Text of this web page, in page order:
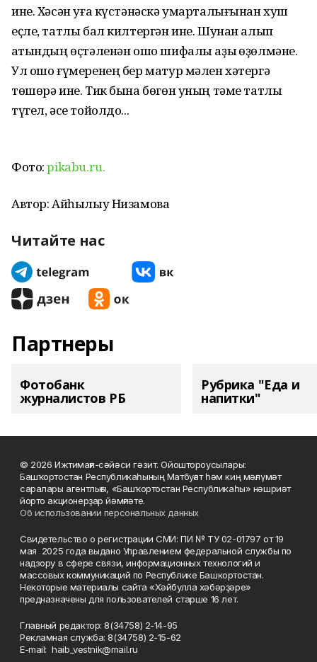
ине. Хәсән уға күстәнәскә умарталығынан хуш
еҫле, татлы бал килтергән ине. Шунан алып
ҡатындың өҫтәленән ошо шифалы аҙыҡ өҙөлмәне.
Ул ошо ғүмеренең бер матур мәлен хәтергә
төшөрә ине. Тик бына бөгөн уның тәме татлы
түгел, әсе тойолдо...
Фото:pikabu.ru.
Автор: Айһылыу Низамова
Читайте нас
Партнеры
Фотобанк
журналистов РБ
Рубрика "Еда и
напитки"
© 2026 Ижтимағи-сәйәси гәзит. Ойоштороусылары:
Башҡортостан Республикаһының Матбуғат һәм киң мәғлүмәт
саралары агентлығы, «Башҡортостан Республикаһы» нәшриәт
йорто акционерҙар йәмғиәте.
Об использовании персональных данных
Свидетельство о регистрации СМИ: ПИ № ТУ 02-01797 от 19
мая 2025 года выдано Управлением федеральной службы по
надзору в сфере связи, информационных технологий и
массовых коммуникаций по Республике Башкортостан.
Некоторые материалы сайта «Хәйбулла хәбәрҙәре»
предназначены для пользователей старше 16 лет.
Главный редактор: 8(34758) 2-14-95
Рекламная служба: 8(34758) 2-15-62
Е-mаil: haib_vestnik@mail.ru